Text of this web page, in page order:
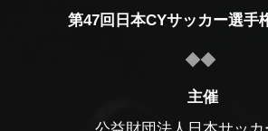
第47回日本CYサッカー選手
主催